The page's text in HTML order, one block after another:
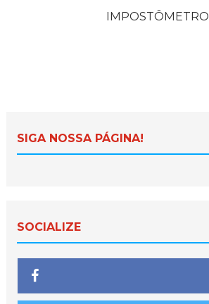
IMPOSTÔMETRO
SIGA NOSSA PÁGINA!
SOCIALIZE